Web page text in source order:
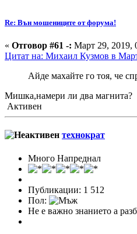
Re: Вън мошениците от форума!
« Отговор #61 -: Март 29, 2019,
Цитат на: Михаил Кузмов в
Айде махайте го тоя, че
Мишка,намери ли два магнита?
Активен
технократ
Много Напреднал
Публикации: 1 512
Пол:
Не е важно знанието а